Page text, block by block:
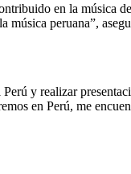
en la música
música peruana”,
y realizar
en Perú, me